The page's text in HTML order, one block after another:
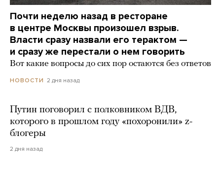
Почти неделю назад в ресторане
в центре Москвы произошел взрыв.
Власти сразу назвали его терактом —
и сразу же перестали о нем говорить
Вот какие вопросы до сих пор остаются без ответов
НОВОСТИ 2 дня назад
Путин поговорил с полковником ВДВ,
которого в прошлом году «похоронили» z-
блогеры
2 дня назад